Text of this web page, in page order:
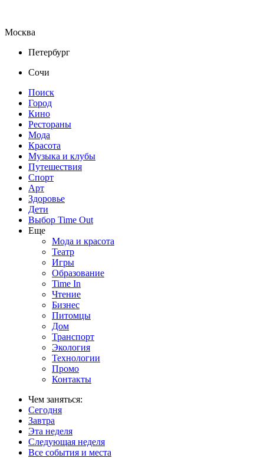
Москва
Петербург
Сочи
Поиск
Город
Кино
Рестораны
Мода
Красота
Музыка и клубы
Путешествия
Спорт
Арт
Здоровье
Дети
Выбор Time Out
Еще
Мода и красота
Театр
Игры
Образование
Time In
Чтение
Бизнес
Питомцы
Дом
Транспорт
Экология
Технологии
Промо
Контакты
Чем заняться:
Сегодня
Завтра
Эта неделя
Следующая неделя
Все события и места